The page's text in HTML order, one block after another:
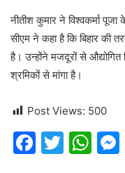
नीतीश कुमार ने विश्वकर्मा
सीएम ने कहा है कि बिहार की
है। उन्होंने मजदूरों से औद्योगित
श्रमिकों से मांगा है।
Post Views: 500
F
T
W